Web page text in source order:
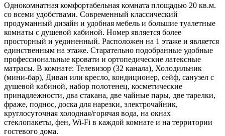
Однокомнатная комфортабельная комната площадью 20 кв.м.
со всеми удобствами. Современный классический
продуманный дизайн и удобная мебель и большие туалетные
комнаты с душевой кабиной. Номер является более
просторный и уединенный. Расположен на 1 этаже и является
единственным на этаже. Старательно подобранные удобные
профессиональные кровати и ортопедические латексные
матрасы. В комнате: Телевизор (32 канала), Холодильник
(мини-бар), Диван или кресло, кондиционер, сейф, санузел с
душевой кабиной, набор полотенец, косметические
принадлежности, два стакана, две чайные пары, две тарелки,
фраже, поднос, доска для нарезки, электрочайник,
круглосуточная холодная/горячая вода, на окнах
стеклопакеты, фен, Wi-Fi в каждой комнате и на территории
гостевого дома.